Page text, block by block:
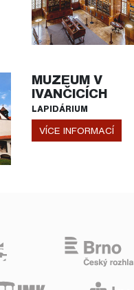
MUZEUM V
IVANČICÍCH
LAPIDÁRIUM
VÍCE INFORMACÍ